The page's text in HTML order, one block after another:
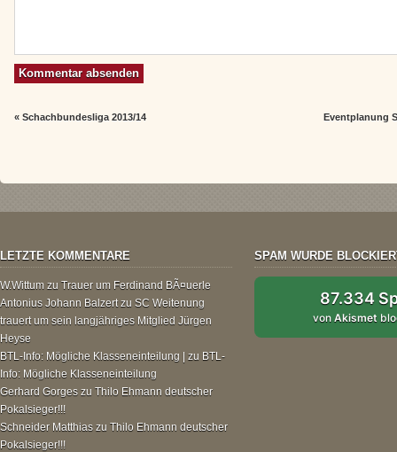
«Schachbundesliga 2013/14 Eventplanung
LETZTE KOMMENTARE
W.Wittum zu Trauer um Ferdinand BÃ¤uerle
Antonius Johann Balzertzu SC Weitenung
trauert um sein langjähriges Mitglied Jürgen
Heyse
BTL-Info: Mögliche Klasseneinteilung | zu BTL-
Info: Mögliche Klasseneinteilung
Gerhard Gorges zu Thilo Ehmann deutscher
Pokalsieger!!!
Schneider Matthias zu Thilo Ehmann deutscher
Pokalsieger!!!
SPAM WURDE
87.334
vonAkismet